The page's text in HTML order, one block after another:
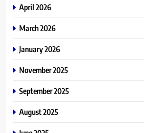
April 2026
March 2026
January 2026
November 2025
September 2025
August 2025